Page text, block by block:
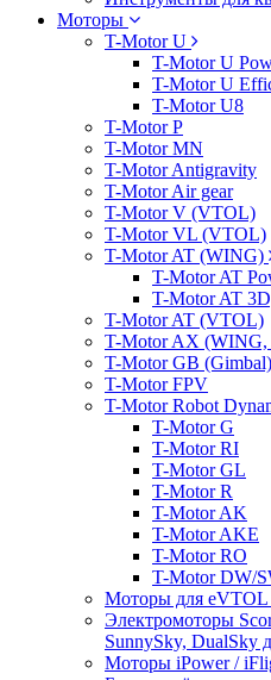
Моторы
T-Motor U
T-Motor U
T-Motor U
T-Motor U8
T-Motor P
T-Motor MN
T-Motor Antigravity
T-Motor Air gear
T-Motor V (VTOL)
T-Motor VL (VTOL)
T-Motor AT (WING)
T-Motor AT
T-Motor AT
T-Motor AT (VTOL)
T-Motor AX
T-Motor GB (Gimbal)
T-Motor FPV
T-Motor Robot
T-Motor G
T-Motor RI
T-Motor GL
T-Motor R
T-Motor AK
T-Motor AKE
T-Motor RO
T-Motor DW/
Моторы для eVTOL
Электромоторы
SunnySky, DualSky
Моторы iPower /